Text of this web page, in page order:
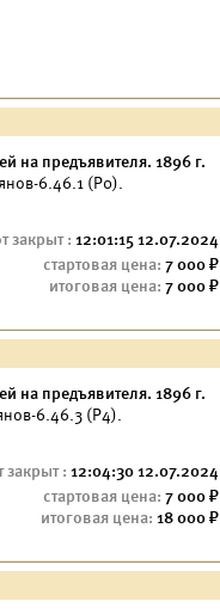
на предъявителя. 1896 г.
6.46.1 (Р0).
12:01:15 12.07.2024
7 000
7 000
на предъявителя. 1896 г.
6.46.3 (Р4).
12:04:30 12.07.2024
7 000
18 000